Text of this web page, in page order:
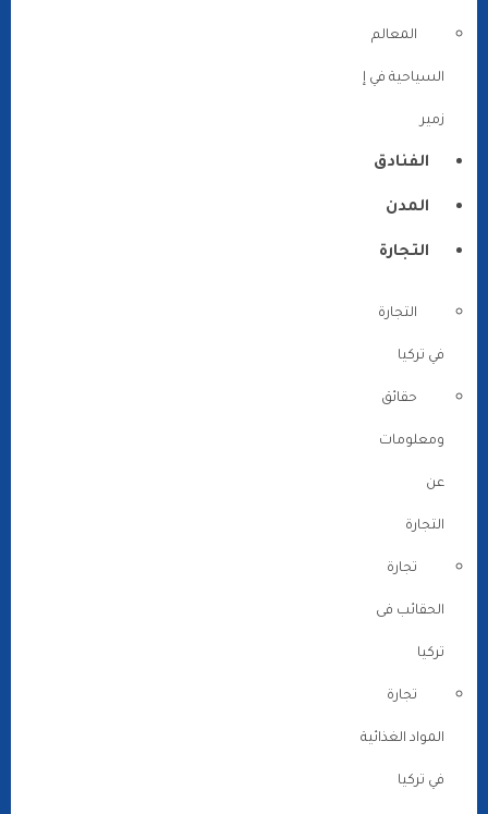
المعالم
السياحية في إ
زمير
الفنادق
المدن
التجارة
التجارة
في تركيا
حقائق
ومعلومات
عن
التجارة
تجارة
الحقائب فى
تركيا
تجارة
المواد الغذائية
في تركيا